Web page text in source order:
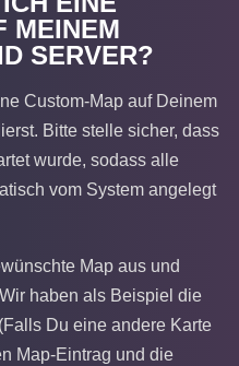
MEINEM
SERVER?
Custom-Map auf Deinem
Bitte stelle sicher, dass
wurde, sodass alle
vom System angelegt
Map aus und
haben als Beispiel die
Du eine andere Karte
Map-Eintrag und die